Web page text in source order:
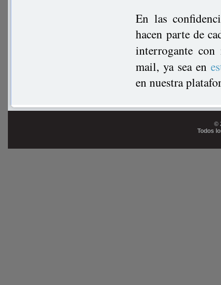
En las
hacen parte de
interrogante
mail, ya sea en
en nuestra
©
Todos